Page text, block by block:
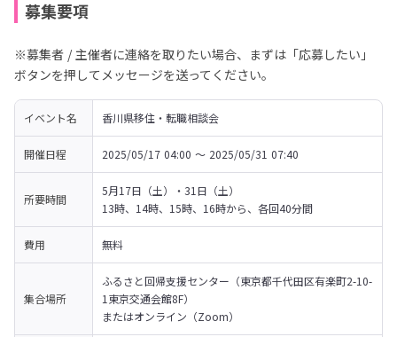
募集要項
※募集者 / 主催者に連絡を取りたい場合、まずは「応募したい」
ボタンを押してメッセージを送ってください。
イベント名 香川県移住・転職相談会
開催日程 2025/05/17 04:00 〜 2025/05/31 07:40
所要時間
5月17日（土）・31日（土）
13時、14時、15時、16時から、各回40分間
費用 無料
集合場所
ふるさと回帰支援センター（東京都千代田区有楽町2-10-
1東京交通会館8F）
またはオンライン（Zoom）